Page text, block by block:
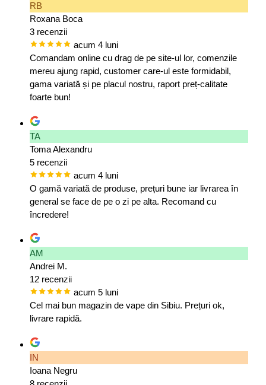
RB
Roxana Boca
3 recenzii
acum 4 luni
Comandam online cu drag de pe site-ul lor, comenzile
mereu ajung rapid, customer care-ul este formidabil,
gama variată și pe placul nostru, raport preț-calitate
foarte bun!
TA
Toma Alexandru
5 recenzii
acum 4 luni
O gamă variată de produse, prețuri bune iar livrarea în
general se face de pe o zi pe alta. Recomand cu
încredere!
AM
Andrei M.
12 recenzii
acum 5 luni
Cel mai bun magazin de vape din Sibiu. Prețuri ok,
livrare rapidă.
IN
Ioana Negru